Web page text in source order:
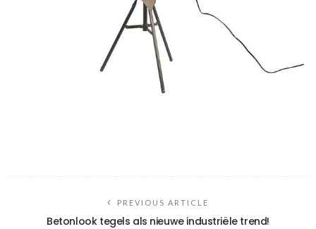
PREVIOUS ARTICLE
Betonlook tegels als nieuwe industriële trend!